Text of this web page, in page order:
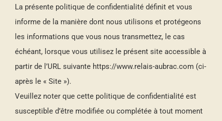
La présente politique de confidentialité définit et vous
informe de la manière dont nous utilisons et protégeons
les informations que vous nous transmettez, le cas
échéant, lorsque vous utilisez le présent site accessible à
partir de l’URL suivante https://www.relais-aubrac.com (ci-
après le « Site »).
Veuillez noter que cette politique de confidentialité est
susceptible d’être modifiée ou complétée à tout moment